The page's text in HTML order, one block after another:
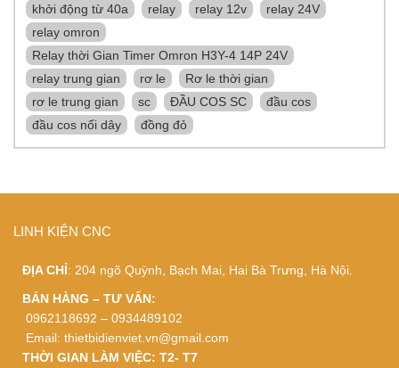
khởi động từ 40a
relay relay 12v
relay 24V
relay omron
Relay thời Gian Timer Omron H3Y-4 14P 24V
relay trung gian
rơ le
Rơ le thời gian
rơ le trung gian
sc ĐẦU COS SC
đầu cos
đầu cos nối dây
đồng đỏ
LINH KIỆN CNC
ĐỊA CHỈ: 204 ngõ Quỳnh, Bạch Mai, Hai Bà Trưng, Hà Nội.
BÁN HÀNG – TƯ VẤN:
0962118692 – 0934489102
Email: thietbidienviet.vn@gmail.com
THỜI GIAN LÀM VIỆC: T2- T7